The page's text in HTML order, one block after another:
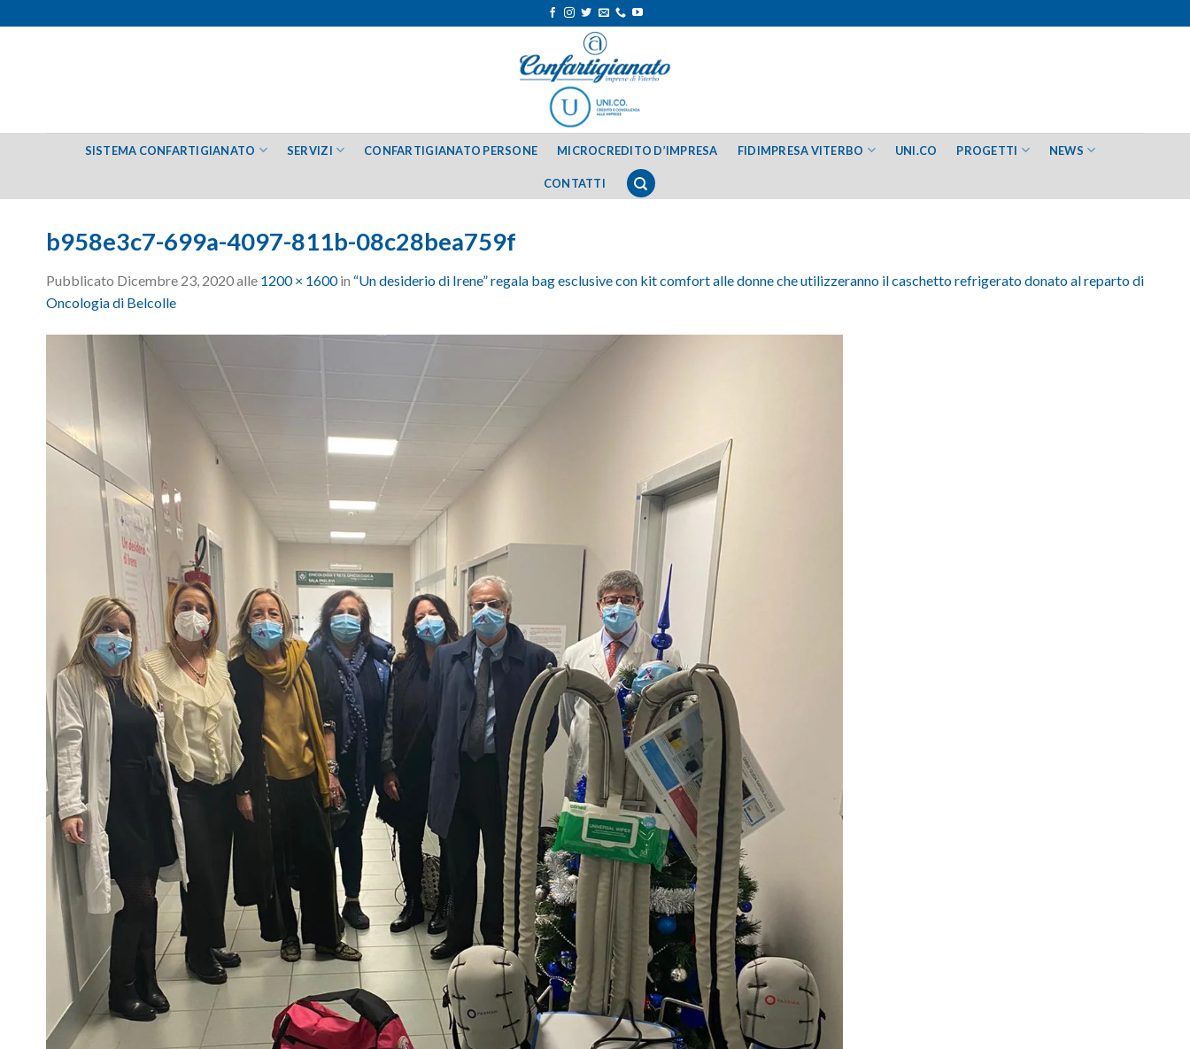
ai
SISTEMA CONFARTIGIANATO SERVIZI CONFARTIGIANATO PERSONE MICROCREDITO D’IMPRESA FIDIMPRESA VITERBO UNI.CO PROGETTI NEWS
CONTATTI
b958e3c7-699a-4097-811b-08c28bea759f
Pubblicato Dicembre 23, 2020alle 1200 × 1600in “Un desiderio di Irene” regala bag esclusive con kit comfort alle donne che utilizzeranno il caschetto refrigerato donato al reparto di
Oncologia di Belcolle